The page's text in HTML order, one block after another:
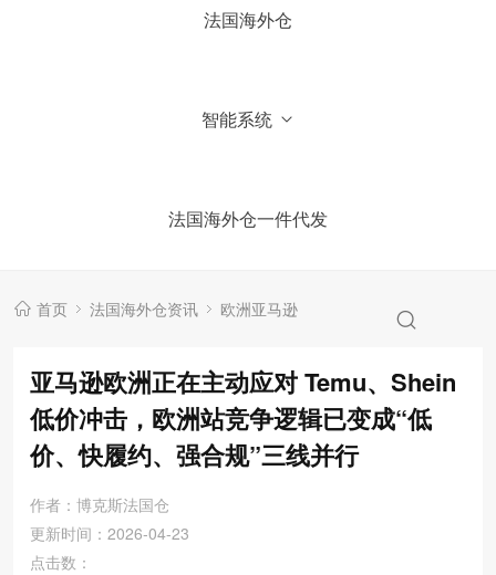
法国海外仓
智能系统
法国海外仓一件代发
首页 法国海外仓资讯 欧洲亚马逊
亚马逊欧洲正在主动应对 Temu、Shein
低价冲击，欧洲站竞争逻辑已变成“低
价、快履约、强合规”三线并行
作者：博克斯法国仓
更新时间：2026-04-23
点击数：